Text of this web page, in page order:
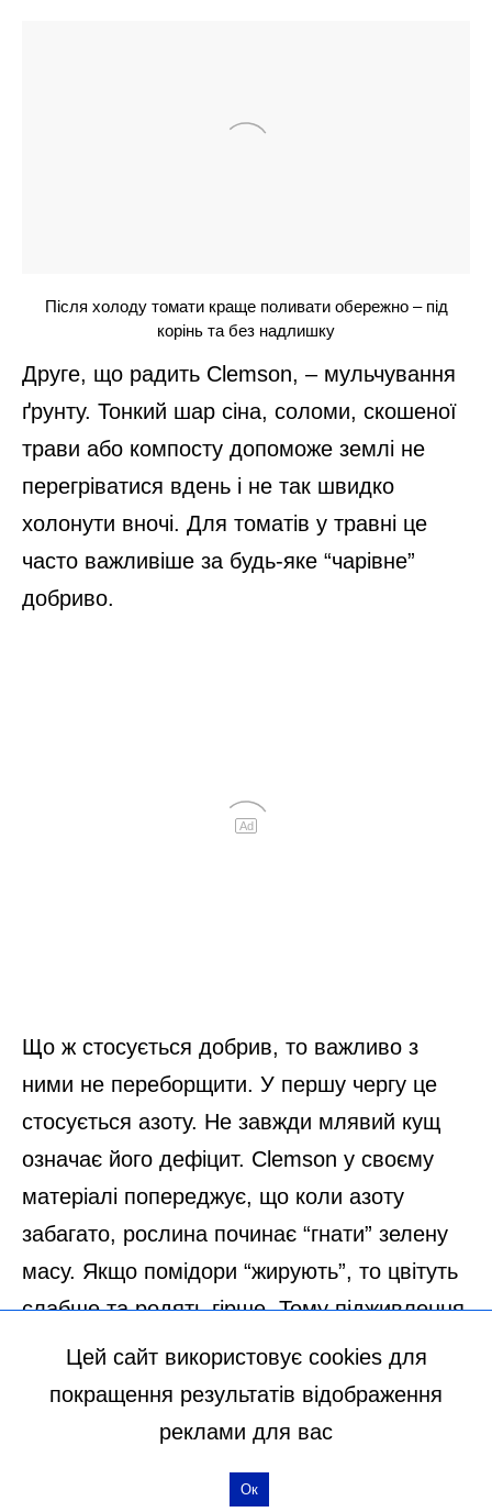
Цей сайт використовує cookies для
покращення результатів відображення
реклами для вас
Ок